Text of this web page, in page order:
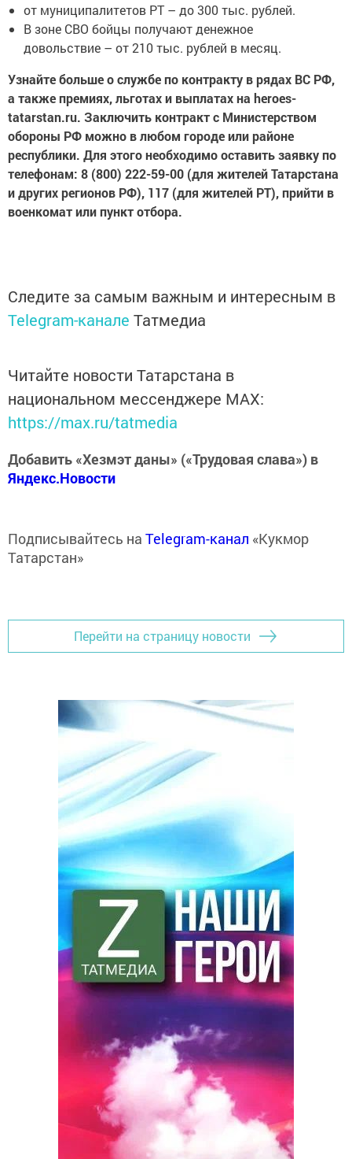
от муниципалитетов РТ – до 300 тыс. рублей.
В зоне СВО бойцы получают денежное
довольствие – от 210 тыс. рублей в месяц.
Узнайте больше о службе по контракту в рядах ВС РФ,
а также премиях, льготах и выплатах на heroes-
tatarstan.ru. Заключить контракт с Министерством
обороны РФ можно в любом городе или районе
республики. Для этого необходимо оставить заявку по
телефонам: 8 (800) 222-59-00 (для жителей Татарстана
и других регионов РФ), 117 (для жителей РТ), прийти в
военкомат или пункт отбора.
Следите за самым важным и интересным в
Telegram-канале Татмедиа
Читайте новости Татарстана в
национальном мессенджере MАХ:
https://max.ru/tatmedia
Добавить «Хезмэт даны» («Трудовая слава») в
Яндекс.Новости
Подписывайтесь на Telegram-канал «Кукмор
Татарстан»
Перейти на страницу новости